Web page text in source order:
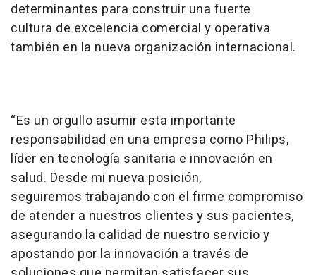
determinantes para construir una fuerte
cultura de excelencia comercial y operativa
también en la nueva organización internacional.
“Es un orgullo asumir esta importante
responsabilidad en una empresa como Philips,
líder en tecnología sanitaria e innovación en
salud. Desde mi nueva posición,
seguiremos trabajando con el firme compromiso
de atender a nuestros clientes y sus pacientes,
asegurando la calidad de nuestro servicio y
apostando por la innovación a través de